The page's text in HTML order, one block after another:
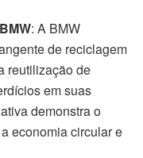
: A BMW
de reciclagem
reutilização de
em suas
demonstra o
economia circular e